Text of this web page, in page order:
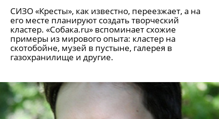
СИЗО «Кресты», как известно, переезжает, а на
его месте планируют создать творческий
кластер. «Собака.ru» вспоминает схожие
примеры из мирового опыта: кластер на
скотобойне, музей в пустыне, галерея в
газохранилище и другие.